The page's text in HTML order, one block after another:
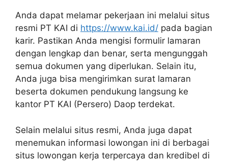
Anda dapat melamar pekerjaan ini melalui situs
resmi PT KAI di https://www.kai.id/ pada bagian
karir. Pastikan Anda mengisi formulir lamaran
dengan lengkap dan benar, serta mengunggah
semua dokumen yang diperlukan. Selain itu,
Anda juga bisa mengirimkan surat lamaran
beserta dokumen pendukung langsung ke
kantor PT KAI (Persero) Daop terdekat.
Selain melalui situs resmi, Anda juga dapat
menemukan informasi lowongan ini di berbagai
situs lowongan kerja terpercaya dan kredibel di